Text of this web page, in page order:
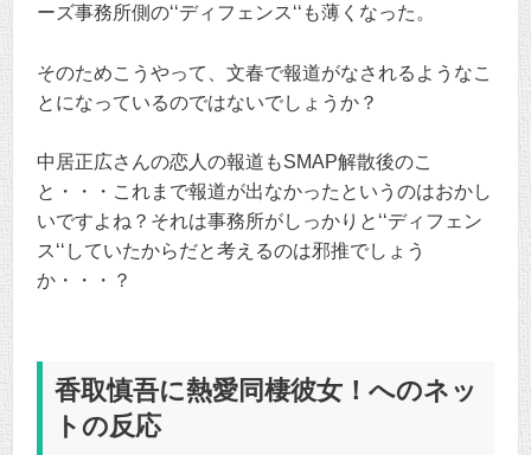
ーズ事務所側の‘‘ディフェンス‘‘も薄くなった。
そのためこうやって、文春で報道がなされるようなこ
とになっているのではないでしょうか？
中居正広さんの恋人の報道もSMAP解散後のこ
と・・・これまで報道が出なかったというのはおかし
いですよね？それは事務所がしっかりと‘‘ディフェン
ス‘‘していたからだと考えるのは邪推でしょう
か・・・？
香取慎吾に熱愛同棲彼女！へのネッ
トの反応